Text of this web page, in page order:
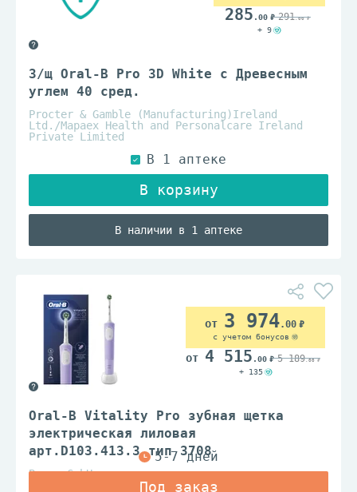
З/щ Oral-B Pro 3D White с Древесным
углем 40 сред.
Procter & Gamble (Manufacturing)Ireland
Ltd./Mapaex Health and Personalcare Ireland
Private Limited
В наличии в 1 аптеке
285 .00 291.00
+ 9
Oral-B Vitality Pro зубная щетка
электрическая лиловая
арт.D103.413.3 тип 3708
Braun GmbH
3 974.00
с учетом бонусов
4 515 .00 5 189.00
+ 135